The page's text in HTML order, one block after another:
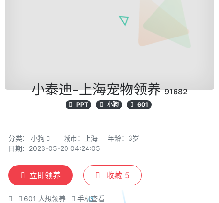
小泰迪-上海宠物领养91682
PPT 小狗 601
分类： 小狗 城市：上海
年龄：3岁
日期：2023-05-20 04:24:05
立即领养 收藏 5
601 人想领养 手机查看